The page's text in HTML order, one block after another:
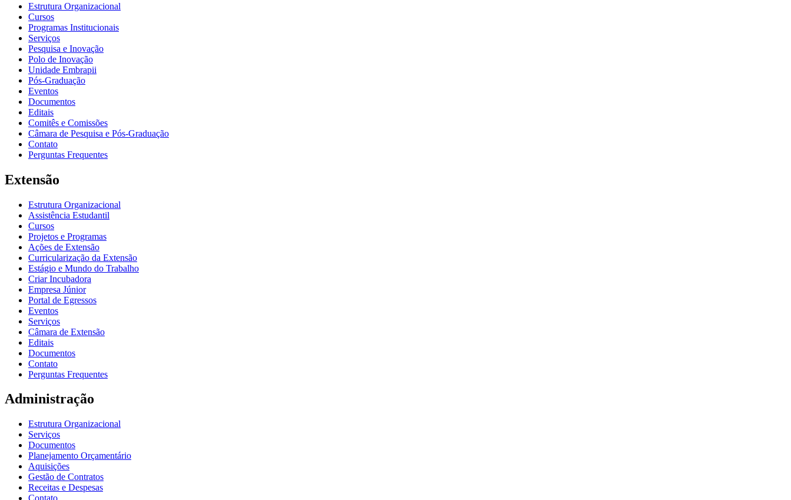
Estrutura Organizacional
Cursos
Programas Institucionais
Serviços
Pesquisa e Inovação
Polo de Inovação
Unidade Embrapii
Pós-Graduação
Eventos
Documentos
Editais
Comitês e Comissões
Câmara de Pesquisa e Pós-Graduação
Contato
Perguntas Frequentes
Extensão
Estrutura Organizacional
Assistência Estudantil
Cursos
Projetos e Programas
Ações de Extensão
Curricularização da Extensão
Estágio e Mundo do Trabalho
Criar Incubadora
Empresa Júnior
Portal de Egressos
Eventos
Serviços
Câmara de Extensão
Editais
Documentos
Contato
Perguntas Frequentes
Administração
Estrutura Organizacional
Serviços
Documentos
Planejamento Orçamentário
Aquisições
Gestão de Contratos
Receitas e Despesas